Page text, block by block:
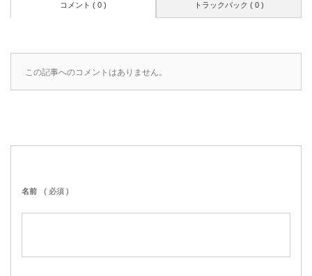
コメント ( 0 ) トラックバック ( 0 )
この記事へのコメントはありません。
名前 ( 必須 )